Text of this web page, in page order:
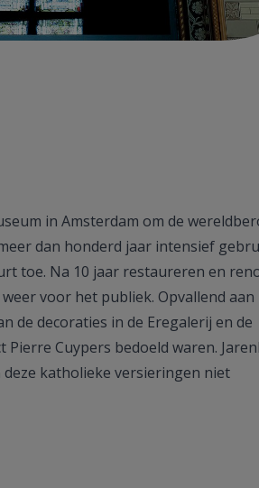
in Amsterdam om de
dan honderd jaar intensief
toe. Na 10 jaar restaureren en
voor het publiek. Opvallend aan
de decoraties in de Eregalerij en de
Cuypers bedoeld waren.
katholieke versieringen niet